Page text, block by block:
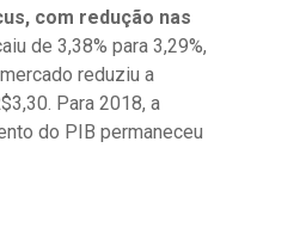
com redução nas
de 3,38% para 3,29%,
reduziu a
Para 2018, a
do PIB permaneceu